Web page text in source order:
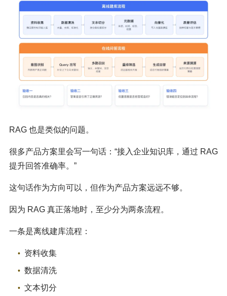
RAG 也是类似的问题。
很多产品方案里会写一句话：“接入企业知识库，通过 RAG
提升回答准确率。”
这句话作为方向可以，但作为产品方案远远不够。
因为 RAG 真正落地时，至少分为两条流程。
一条是离线建库流程：
资料收集
数据清洗
文本切分